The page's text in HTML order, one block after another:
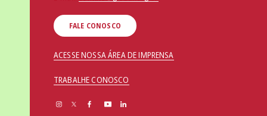
FALE CONOSCO
ACESSE NOSSA ÁREA DE IMPRENSA
TRABALHE CONOSCO